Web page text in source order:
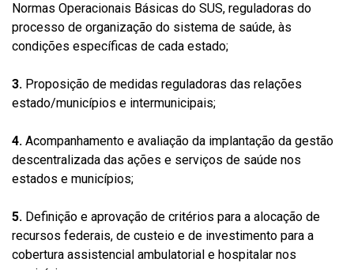
Normas Operacionais Básicas do SUS, reguladoras do
processo de organização do sistema de saúde, às
condições específicas de cada estado;
3. Proposição de medidas reguladoras das relações
estado/municípios e intermunicipais;
4. Acompanhamento e avaliação da implantação da gestão
descentralizada das ações e serviços de saúde nos
estados e municípios;
5. Definição e aprovação de critérios para a alocação de
recursos federais, de custeio e de investimento para a
cobertura assistencial ambulatorial e hospitalar nos